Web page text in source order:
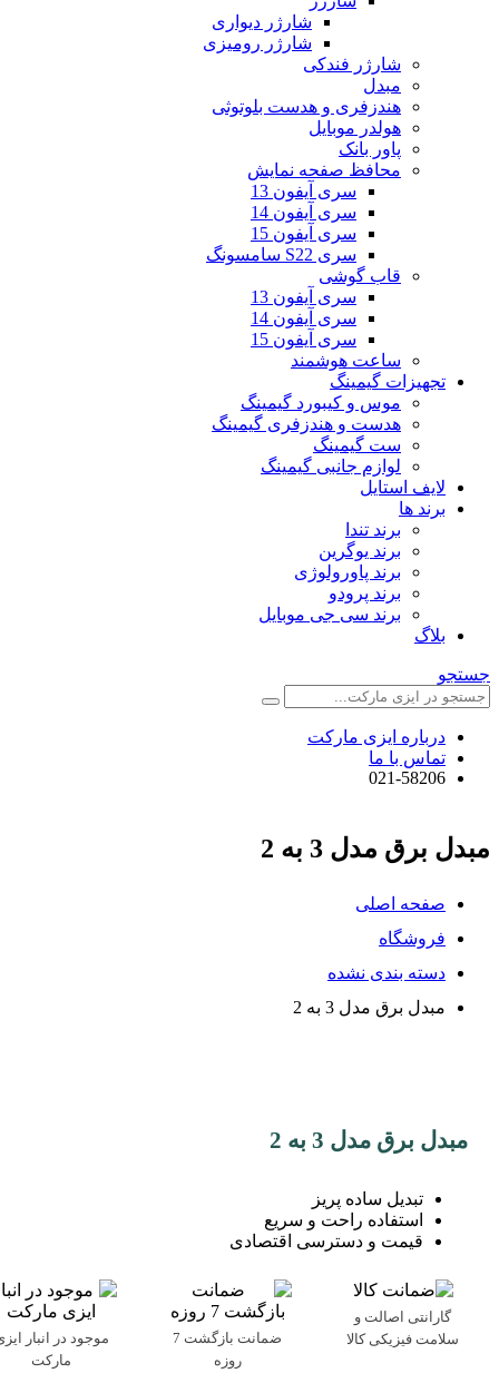
شارژر دیواری
شارژر رومیزی
شارژر فندکی
مبدل
هندزفری و هدست بلوتوثی
هولدر موبایل
پاور بانک
محافظ صفحه نمایش
سری آیفون 13
سری آیفون 14
سری آیفون 15
سری S22 سامسونگ
قاب گوشی
سری آیفون 13
سری آیفون 14
سری آیفون 15
ساعت هوشمند
تجهیزات گیمینگ
موس و کیبورد گیمینگ
هدست و هندزفری گیمینگ
ست گیمینگ
لوازم جانبی گیمینگ
لایف استایل
برند ها
برند تندا
برند یوگرین
برند پاورولوژی
برند پرودو
برند سی جی موبایل
بلاگ
جستجو
درباره ایزی مارکت
تماس با ما
021-58206
مبدل برق مدل 3 به 2
صفحه اصلی
فروشگاه
دسته بندی نشده
مبدل برق مدل 3 به 2
مبدل برق مدل 3 به 2
تبدیل ساده پریز
استفاده راحت و سریع
قیمت و دسترسی اقتصادی
گارانتی اصالت و
سلامت فیزیکی کالا
ضمانت بازگشت 7
روزه
موجود در انبار
مارکت